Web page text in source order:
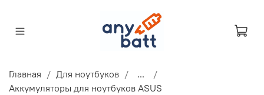
Главная Для ноутбуков
...
Аккумуляторы для ноутбуков ASUS